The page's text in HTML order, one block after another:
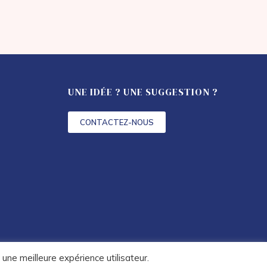
UNE IDÉE ? UNE SUGGESTION ?
CONTACTEZ-NOUS
meilleure expérience utilisateur.